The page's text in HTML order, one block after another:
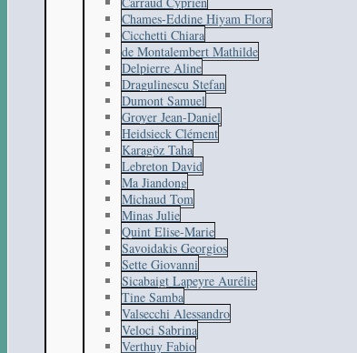
Chames-Eddine Hiyam Flora
Cicchetti Chiara
de Montalembert Mathilde
Delpierre Aline
Dragulinescu Stefan
Dumont Samuel
Groyer Jean-Daniel
Heidsieck Clément
Karagöz Taha
Lebreton David
Ma Jiandong
Michaud Tom
Minas Julie
Quint Elise-Marie
Savoidakis Georgios
Sette Giovanni
Sicabaigt Lapeyre Aurélie
Tine Samba
Valsecchi Alessandro
Veloci Sabrina
Verthuy Fabio